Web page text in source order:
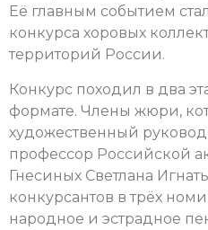
Её главным событием
конкурса хоровых
территорий России.
Конкурс походил в два
формате. Члены жюри,
художественный
профессор Российской
Гнесиных Светлана
конкурсантов в трёх
народное и эстрадное